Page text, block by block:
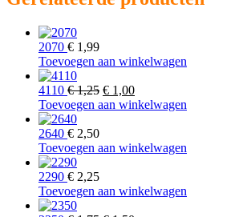
2070 € 1,99
Toevoegen aan winkelwagen
4110 €1,25 Oorspronkelijke
prijs
€ 1,00Huidige
prijs
Toevoegen aan winkelwagen
2640 € 2,50
Toevoegen aan winkelwagen
2290 € 2,25
Toevoegen aan winkelwagen